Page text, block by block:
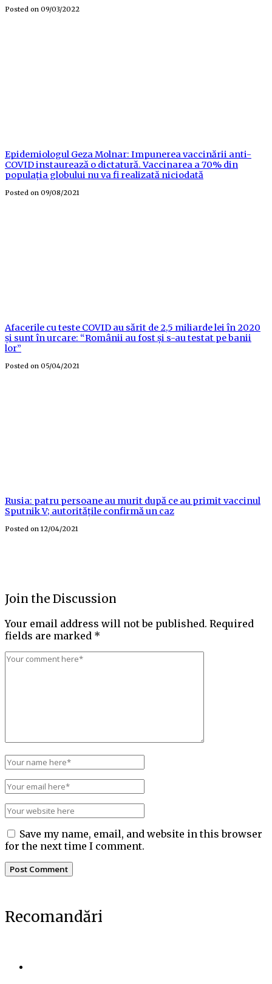
Posted on 09/03/2022
Epidemiologul Geza Molnar: Impunerea vaccinării anti-
COVID instaurează o dictatură. Vaccinarea a 70% din
populația globului nu va fi realizată niciodată
Posted on 09/08/2021
Afacerile cu teste COVID au sărit de 2,5 miliarde lei în 2020
și sunt în urcare: “Românii au fost și s-au testat pe banii
lor”
Posted on 05/04/2021
Rusia: patru persoane au murit după ce au primit vaccinul
Sputnik V; autoritățile confirmă un caz
Posted on 12/04/2021
Join the Discussion
Your email address will not be published. Required
fields are marked *
Save my name, email, and website in this browser
for the next time I comment.
Recomandări